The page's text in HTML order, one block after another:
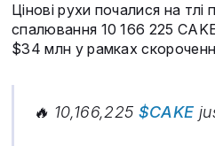
Цінові рухи почалися на тлі
спалювання 10 166 225
$34 млн у рамках
🔥 10,166,225 $CAKE